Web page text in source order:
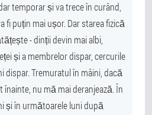
temporar și va trece în curând,
fi puțin mai ușor. Dar starea fizică
- dinții devin mai albi,
și a membrelor dispar, cercurile
dispar. Tremuratul în mâini, dacă
înainte, nu mă mai deranjează. În
și în următoarele luni după